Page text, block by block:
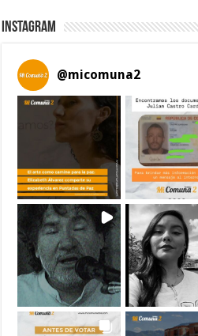
Instagram
@micomuna2